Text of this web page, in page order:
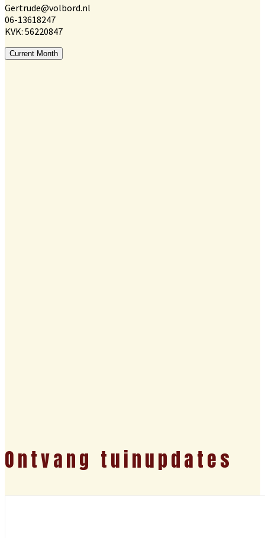
Gertrude@volbord.nl
06-13618247
KVK: 56220847
Current Month
Ontvang tuinupdates